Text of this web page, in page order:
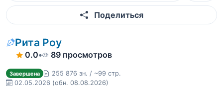
Поделиться
Рита Роу
0.0• 89 просмотров
Завершена
255 876 зн. / ~99 стр.
02.05.2026 (обн. 08.08.2026)